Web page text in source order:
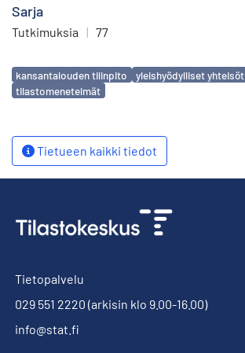
Sarja
Tutkimuksia | 77
Avainsanat
kansantalouden tilinpito
yleishyödylliset yhteisöt
tilastomenetelmät
Tietueen kaikki tiedot
Tietopalvelu
029 551 2220 (arkisin klo 9.00-16.00)
info@stat.fi